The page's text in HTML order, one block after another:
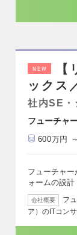
NEW
ックス
社内SE・
フューチャ
600万円
フューチャ
ォームの設
会社概要
フ
ア）のITコン